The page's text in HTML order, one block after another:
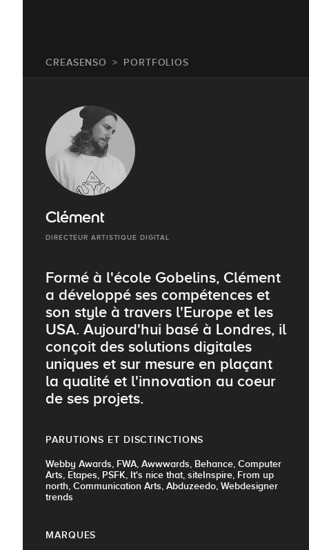
CREASENSO PORTFOLIOS
Clément
DIRECTEUR ARTISTIQUE DIGITAL
Formé à l'école Gobelins, Clément
a développé ses compétences et
son style à travers l'Europe et les
USA. Aujourd'hui basé à Londres, il
conçoit des solutions digitales
uniques et sur mesure en plaçant
la qualité et l'innovation au coeur
de ses projets.
PARUTIONS ET DISCTINCTIONS
Webby Awards, FWA, Awwwards, Behance, Computer
Arts, Etapes, PSFK, It's nice that, siteInspire, From up
north, Communication Arts, Abduzeedo, Webdesigner
trends
MARQUES